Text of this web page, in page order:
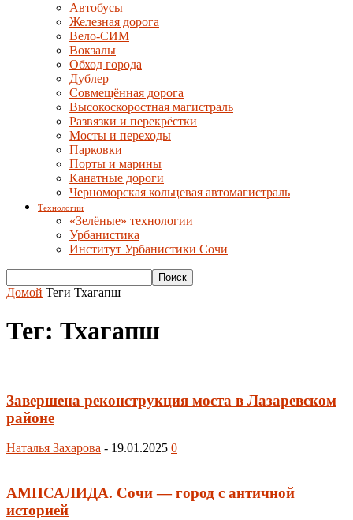
Автобусы
Железная дорога
Вело-СИМ
Вокзалы
Обход города
Дублер
Совмещённая дорога
Высокоскоростная магистраль
Развязки и перекрёстки
Мосты и переходы
Парковки
Порты и марины
Канатные дороги
Черноморская кольцевая автомагистраль
Технологии
«Зелёные» технологии
Урбанистика
Институт Урбанистики Сочи
Домой Теги Тхагапш
Тег: Тхагапш
Завершена реконструкция моста в Лазаревском
районе
Наталья Захарова - 19.01.2025 0
АМПСАЛИДА. Сочи — город с античной
историей